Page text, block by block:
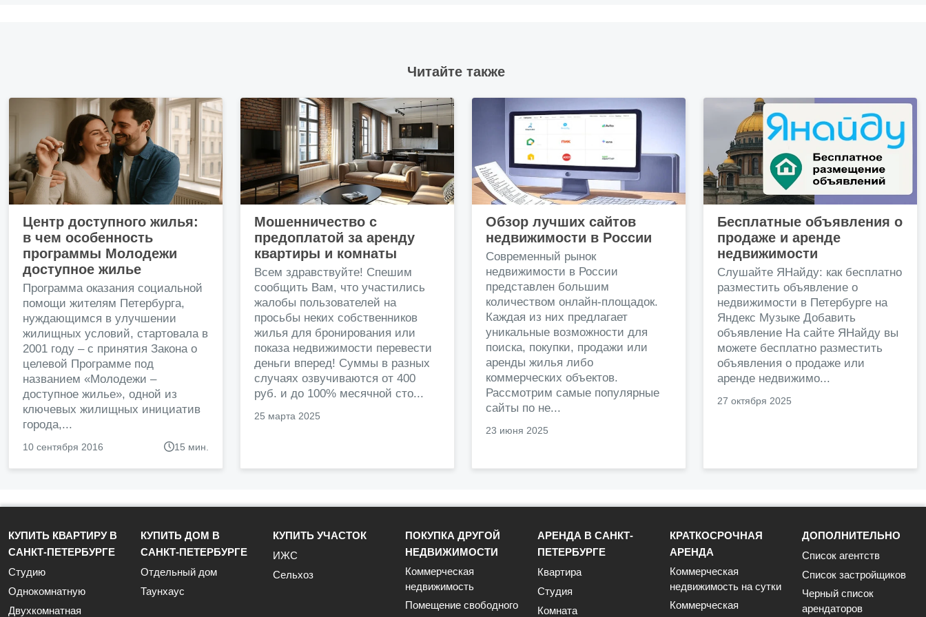
Читайте также
Центр доступного жилья:
в чем особенность
программы Молодежи
доступное жилье
Программа оказания социальной
помощи жителям Петербурга,
нуждающимся в улучшении
жилищных условий, стартовала в
2001 году – с принятия Закона о
целевой Программе под
названием «Молодежи –
доступное жилье», одной из
ключевых жилищных инициатив
города,...
10 сентября 2016 15 мин.
Мошенничество с
предоплатой за аренду
квартиры и комнаты
Всем здравствуйте! Спешим
сообщить Вам, что участились
жалобы пользователей на
просьбы неких собственников
жилья для бронирования или
показа недвижимости перевести
деньги вперед! Суммы в разных
случаях озвучиваются от 400
руб. и до 100% месячной сто...
25 марта 2025
Обзор лучших сайтов
недвижимости в России
Современный рынок
недвижимости в России
представлен большим
количеством онлайн-площадок.
Каждая из них предлагает
уникальные возможности для
поиска, покупки, продажи или
аренды жилья либо
коммерческих объектов.
Рассмотрим самые популярные
сайты по не...
23 июня 2025
Бесплатные объявления о
продаже и аренде
недвижимости
Слушайте ЯНайду: как бесплатно
разместить объявление о
недвижимости в Петербурге на
Яндекс Музыке Добавить
объявление На сайте ЯНайду вы
можете бесплатно разместить
объявления о продаже или
аренде недвижимо...
27 октября 2025
КУПИТЬ КВАРТИРУ В
САНКТ-ПЕТЕРБУРГЕ
Студию
Однокомнатную
Двухкомнатная
КУПИТЬ ДОМ В
САНКТ-ПЕТЕРБУРГЕ
Отдельный дом
Таунхаус
КУПИТЬ УЧАСТОК
ИЖС
Сельхоз
ПОКУПКА ДРУГОЙ
НЕДВИЖИМОСТИ
Коммерческая
недвижимость
Помещение свободного
АРЕНДА В САНКТ-
ПЕТЕРБУРГЕ
Квартира
Студия
Комната
КРАТКОСРОЧНАЯ
АРЕНДА
Коммерческая
недвижимость на сутки
Коммерческая
ДОПОЛНИТЕЛЬНО
Список агентств
Список застройщиков
Черный список
арендаторов